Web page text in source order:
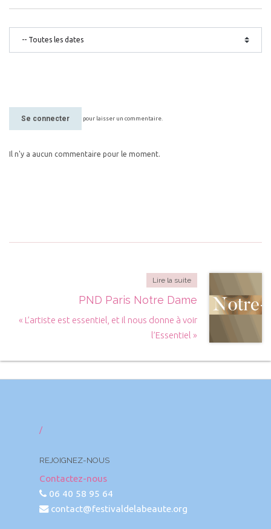
Se connecter pour laisser un commentaire.
Il n'y a aucun commentaire pour le moment.
Lire la suite
PND Paris Notre Dame
« L’artiste est essentiel, et il nous donne à voir
l’Essentiel »
/
REJOIGNEZ-NOUS
Contactez-nous
06 40 58 95 64
contact@festivaldelabeaute.org